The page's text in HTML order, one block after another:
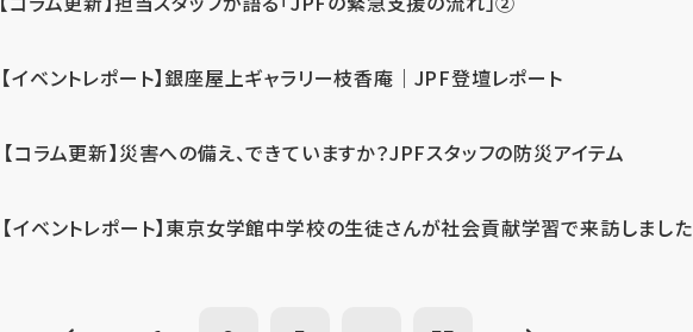
【イベントレポート】銀座屋上ギャラリー枝香庵｜JPF登壇レポート
【コラム更新】災害への備え、できていますか？JPFスタッフの防災アイテム
【イベントレポート】東京女学館中学校の生徒さんが社会貢献学習で来訪しました